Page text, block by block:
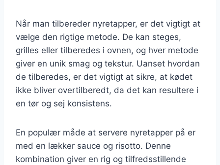
Når man tilbereder nyretapper, er det vigtigt at
vælge den rigtige metode. De kan steges,
grilles eller tilberedes i ovnen, og hver metode
giver en unik smag og tekstur. Uanset hvordan
de tilberedes, er det vigtigt at sikre, at kødet
ikke bliver overtilberedt, da det kan resultere i
en tør og sej konsistens.
En populær måde at servere nyretapper på er
med en lækker sauce og risotto. Denne
kombination giver en rig og tilfredsstillende